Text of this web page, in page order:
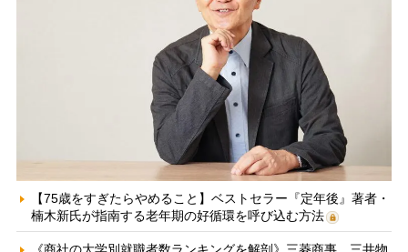
【75歳をすぎたらやめること】ベストセラー『定年後』著者・
楠木新氏が指南する老年期の好循環を呼び込む方法